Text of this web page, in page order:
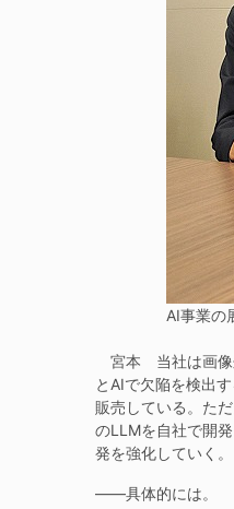
AI事業の
宮本 当社は画像
とAIで欠陥を検出
販売している。た
のLLMを自社で開
発を強化していく。
——具体的には。